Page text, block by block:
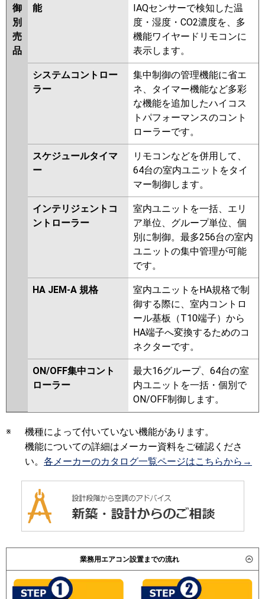
御
別
売
品
能
IAQセンサーで検知した温
度・湿度・CO2濃度を、多
機能ワイヤードリモコンに
表示します。
システムコントロー
ラー
集中制御の管理機能に省エ
ネ、タイマー機能など多彩
な機能を追加したハイコス
トパフォーマンスのコント
ローラーです。
スケジュールタイマ
ー
リモコンなどを併用して、
64台の室内ユニットをタイ
マー制御します。
インテリジェントコ
ントローラー
室内ユニットを一括、エリ
ア単位、グループ単位、個
別に制御。最多256台の室内
ユニットの集中管理が可能
です。
HA JEM-A 規格
室内ユニットをHA規格で制
御する際に、室内コントロ
ール基板（T10端子）から
HA端子へ変換するためのコ
ネクターです。
ON/OFF集中コント
ローラー
最大16グループ、64台の室
内ユニットを一括・個別で
ON/OFF制御します。
※
機種によって付いていない機能があります。
機能についての詳細はメーカー資料をご確認くださ
い。 各メーカーのカタログ一覧ページはこちらから→
業務用エアコン設置までの流れ